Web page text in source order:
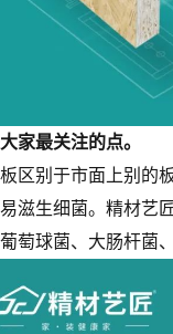
家最关注的点。
区别于市面上别的
滋生细菌。精材艺
萄球菌、大肠杆菌